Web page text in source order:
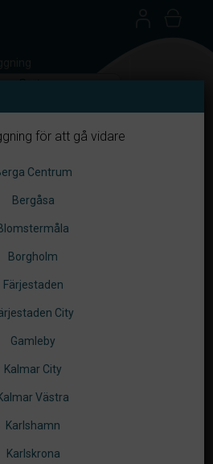
för att gå vidare
Centrum
Bergåsa
Borgholm
Färjestaden
City
Gamleby
Kalmar City
Västra
Karlshamn
Karlskrona